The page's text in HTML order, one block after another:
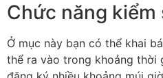
Chức năng
Ở mục này bạn có thể khai
thể ra vào trong khoảng thời